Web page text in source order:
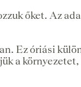
őket. Az
Ez óriási
a